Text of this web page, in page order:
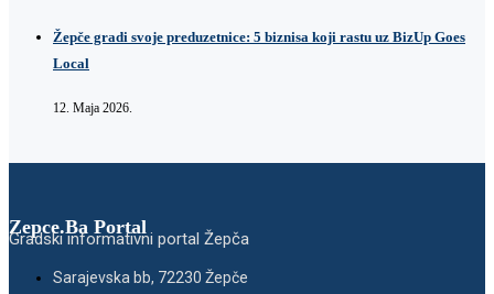
Žepče gradi svoje preduzetnice: 5 biznisa koji rastu uz BizUp Goes
Local
12. Maja 2026.
Zepce.Ba Portal
Gradski informativni portal Žepča
Sarajevska bb, 72230 Žepče